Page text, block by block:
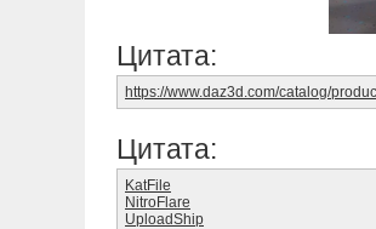
Цитата:
https://www.daz3d.com/catalog/
Цитата:
KatFile
NitroFlare
UploadShip